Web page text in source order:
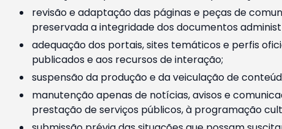
revisão e adaptação das páginas e peças de
preservada a integridade dos documentos
adequação dos portais, sites temáticos e perfis
publicados e aos recursos de interação;
suspensão da produção e da veiculação de
manutenção apenas de notícias, avisos e
prestação de serviços públicos, à programação